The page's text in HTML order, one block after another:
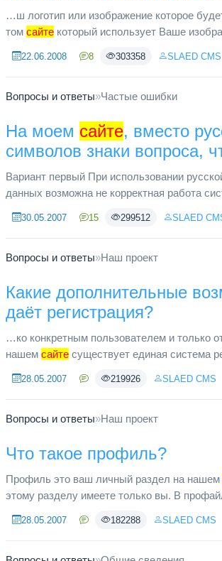
…ш логотип или изображение которое
том сайте который использует Ваше
определённой д...
22.06.2008 8 303358 SLAED CMS
Вопросы и ответы»Частые ошибки
На моем сайте, вместо
символов знаки вопроса,
Вариант первый При использовании
данных возможна не корректная работа
решения э...
30.05.2007 15 299512 SLAED
Вопросы и ответы»Наш проект
Какие дополнительные
даёт регистрация?
…ко конкретным пользователем и только
нашем сайте существует единая система
отдельно на форуме, отдел...
28.05.2007 219926 SLAED CMS
Вопросы и ответы»Наш проект
Что такое профиль?
Профиль это ваш личный раздел на нашем
этому разделу имеете только вы. В
личные (персональные...
28.05.2007 182288 SLAED CMS